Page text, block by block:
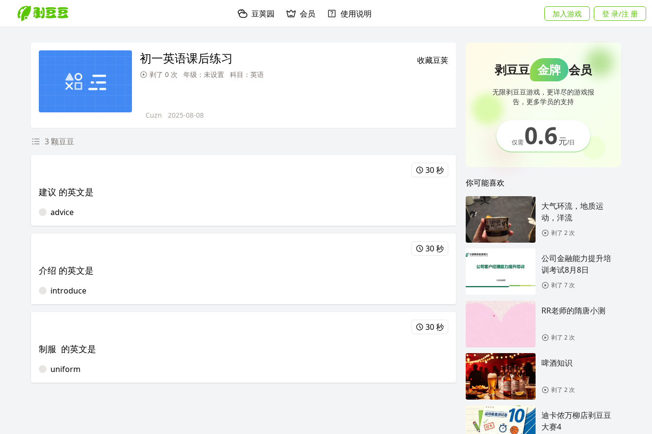
豆荚园 会员 使用说明 加入游戏 登 录/注 册
初一英语课后练习 收藏豆荚
剥了 0 次 年级：未设置 科目：英语
Cuzn 2025-08-08
3 颗豆豆
30 秒
建议 的英文是
advice
30 秒
介绍 的英文是
introduce
30 秒
制服 的英文是
uniform
剥豆豆 金牌 会员
无限剥豆豆游戏，更详尽的游戏报
告，更多学员的支持
仅需0.6元/日
你可能喜欢
大气环流，地质运
动，洋流
剥了 2 次
公司金融能力提升培
训考试8月8日
剥了 7 次
RR老师的隋唐小测
剥了 2 次
啤酒知识
剥了 2 次
迪卡侬万柳店剥豆豆
大赛4